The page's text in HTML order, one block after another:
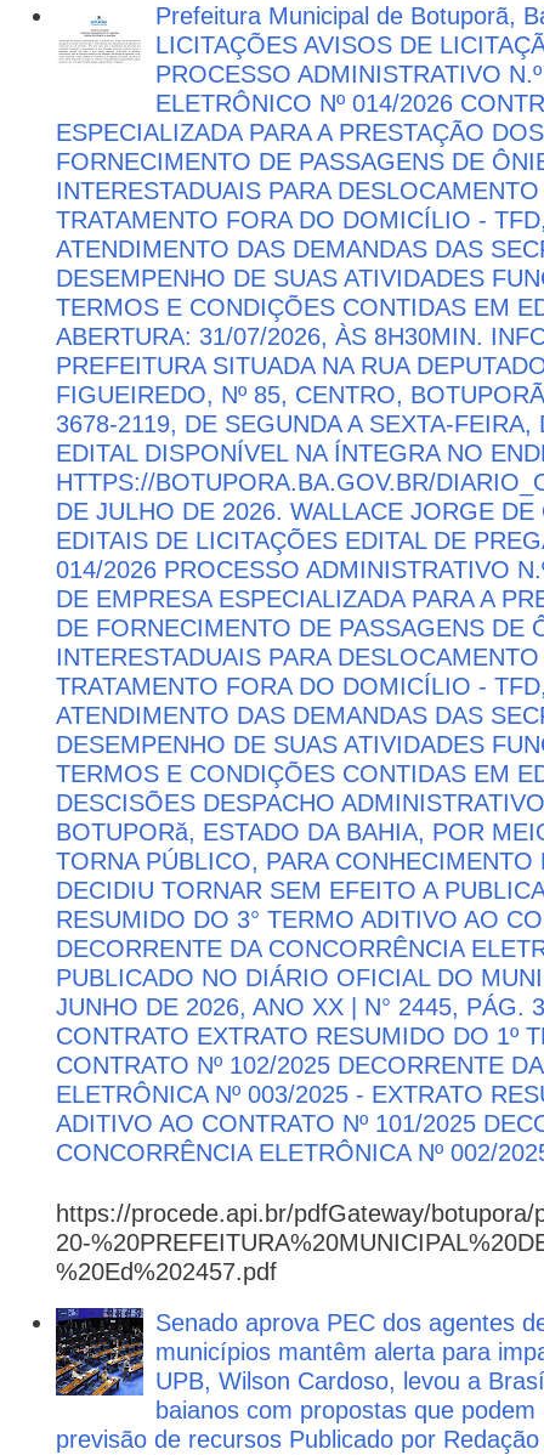
Prefeitura Municipal de Botuporã,
LICITAÇÕES AVISOS DE
PROCESSO ADMINISTRATIVO
ELETRÔNICO Nº 014/2026
ESPECIALIZADA PARA A PRESTAÇÃO
FORNECIMENTO DE PASSAGENS DE
INTERESTADUAIS PARA
TRATAMENTO FORA DO DOMICÍLIO -
ATENDIMENTO DAS DEMANDAS DAS
DESEMPENHO DE SUAS ATIVIDADES
TERMOS E CONDIÇÕES CONTIDAS EM
ABERTURA: 31/07/2026, ÀS 8H30MIN.
PREFEITURA SITUADA NA RUA
FIGUEIREDO, Nº 85, CENTRO,
3678-2119, DE SEGUNDA A SEXTA-
EDITAL DISPONÍVEL NA ÍNTEGRA NO
HTTPS://BOTUPORA.BA.GOV.BR/
DE JULHO DE 2026. WALLACE JORGE
EDITAIS DE LICITAÇÕES EDITAL DE
014/2026 PROCESSO ADMINISTRATIVO
DE EMPRESA ESPECIALIZADA PARA A
DE FORNECIMENTO DE PASSAGENS DE
INTERESTADUAIS PARA
TRATAMENTO FORA DO DOMICÍLIO -
ATENDIMENTO DAS DEMANDAS DAS
DESEMPENHO DE SUAS ATIVIDADES
TERMOS E CONDIÇÕES CONTIDAS EM
DESCISÕES DESPACHO
BOTUPORă, ESTADO DA BAHIA, POR
TORNA PÚBLICO, PARA
DECIDIU TORNAR SEM EFEITO A
RESUMIDO DO 3° TERMO ADITIVO AO
DECORRENTE DA CONCORRÊNCIA
PUBLICADO NO DIÁRIO OFICIAL DO
JUNHO DE 2026, ANO XX | N° 2445, PÁG.
CONTRATO EXTRATO RESUMIDO DO 1º
CONTRATO Nº 102/2025 DECORRENTE
ELETRÔNICA Nº 003/2025 - EXTRATO
ADITIVO AO CONTRATO Nº 101/2025
CONCORRÊNCIA ELETRÔNICA Nº 002/
https://procede.api.br/pdfGateway/
20-
%20Ed%202457.pdf
Senado aprova PEC dos agentes
municípios mantêm alerta para
UPB, Wilson Cardoso, levou a
baianos com propostas que
previsão de recursos Publicado por